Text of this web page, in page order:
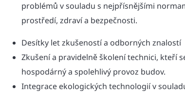
problémů v souladu s nejpřísnějšími
prostředí, zdraví a bezpečnosti.
Desítky let zkušeností a odborných znalostí
Zkušení a pravidelně školení technici, kteří
hospodárný a spolehlivý provoz budov.
Integrace ekologických technologií v